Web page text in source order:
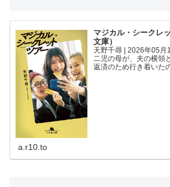
マジカル・シークレ
文庫）
天野千尋 | 2026年05月
二児の母が、夫の横領
返済のため行き着いた
a.r10.to